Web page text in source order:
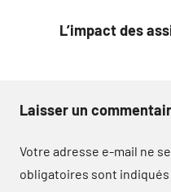
L’impact des
Laisser un
Votre adresse e-mail ne
obligatoires sont indiqués